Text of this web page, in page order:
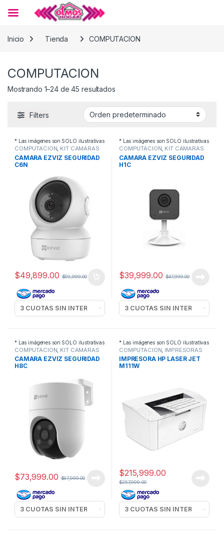
Inicio
Tienda COMPUTACION
COMPUTACION
Mostrando 1–24 de 45 resultados
Filters
* Las imágenes son SOLO ilustrativas
COMPUTACION, KIT CAMARAS
CAMARA EZVIZ SEGURIDAD
C6N
$49,899.00 $59,999.00
* Las imágenes son SOLO ilustrativas
COMPUTACION, KIT CAMARAS
CAMARA EZVIZ SEGURIDAD
H1C
$39,999.00 $47,999.00
* Las imágenes son SOLO ilustrativas
COMPUTACION KIT CAMARAS
CAMARA EZVIZ SEGURIDAD
H8C
$73,999.00 $87,999.00
* Las imágenes son SOLO ilustrativas
COMPUTACION IMPRESORAS
IMPRESORA HP LASER JET
M111W
$215,999.00
$257,999.00